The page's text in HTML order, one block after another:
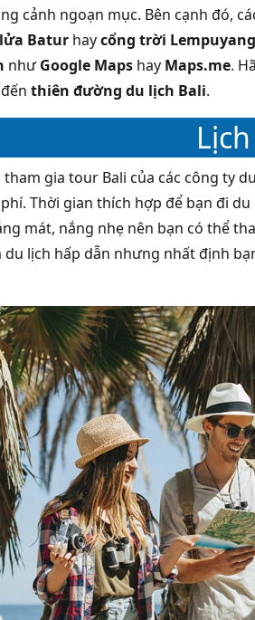
cảnh ngoạn mục. Bên cạnh đó,
Batur haycổng trời Lempuyang
nhưGoogle Maps hay Maps.me.
thiên đường du lịch Bali.
gia tour Bali của các công ty
Thời gian thích hợp để bạn đi
mát, nắng nhẹ nên bạn có thể
du lịch hấp dẫn nhưng nhất định